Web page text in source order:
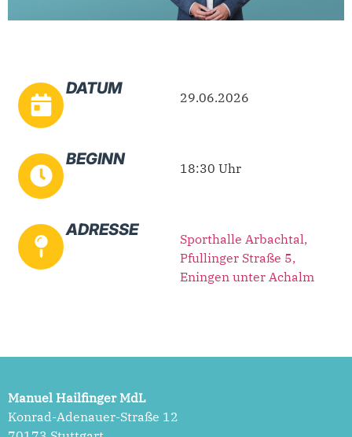
DATUM 29.06.2026
BEGINN 18:30 Uhr
ADRESSE
Sporthalle Arbachtal,
Pfullinger Straße 5,
Eningen unter Achalm
Manuel Hailfinger MdL
Konrad-Adenauer-Straße 12